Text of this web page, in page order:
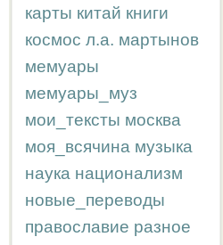
карты китай книги
космос л.а. мартынов
мемуары
мемуары_муз
мои_тексты москва
моя_всячина музыка
наука национализм
новые_переводы
православие разное